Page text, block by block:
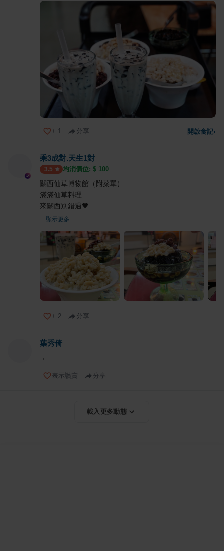
+ 1 分享 開啟食記›
乘3成對.天生1對
3.5 均消價位: $ 100
關西仙草博物館（附菜單）
滿滿仙草料理
來關西別錯過🖤
... 顯示更多
+ 2 分享
葉秀倚
，
表示讚賞 分享
載入更多動態